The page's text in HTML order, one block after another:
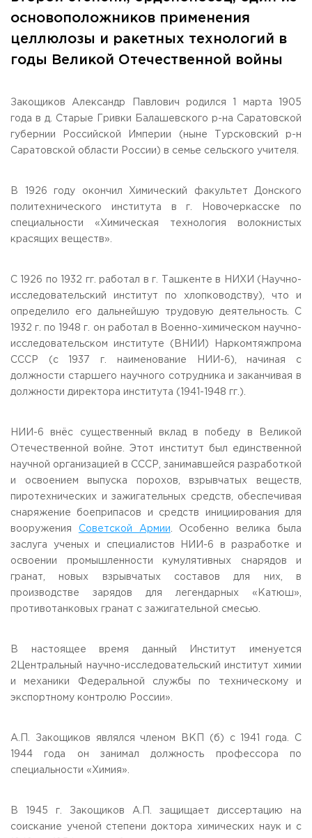
Общежитие / Кампус РГУТИС
Работа с лицами с ОВЗ и инвалидами
Контакты
Дополнительное образование
Федеральный ресурсный центр
Федеральное учебно-методическое объединение в
системе ВО
Профком
Конкурс ППС
ЗАКАЗАТЬ ОБРАТНЫЙ ЗВОНОК
141221, Московская обл.,
Городской округ Пушкинский,
пгт. Черкизово, ул. Главная, 99
info@rguts.ru
obrashenia@rguts.ru
priem@rguts.ru - Приемная комиссия
пн-чт: с 09:00 до 18:00;
пт: с 09:00 до 16:45;
сб-вс: выходной
Приемная комиссия
пн-пт: с 10:00 до 17:00;
вс: выходной.
основоположников применения
целлюлозы и ракетных технологий в
годы Великой Отечественной войны
Закощиков Александр Павлович родился 1 марта 1905
года в д. Старые Гривки Балашевского р-на Саратовской
губернии Российской Империи (ныне Турсковский р-н
Саратовской области России) в семье сельского учителя.
В 1926 году окончил Химический факультет Донского
политехнического института в г. Новочеркасске по
специальности «Химическая технология волокнистых
красящих веществ».
С 1926 по 1932 гг. работал в г. Ташкенте в НИХИ (Научно-
исследовательский институт по хлопководству), что и
определило его дальнейшую трудовую деятельность. С
1932 г. по 1948 г. он работал в Военно-химическом научно-
исследовательском институте (ВНИИ) Наркомтяжпрома
СССР (с 1937 г. наименование НИИ-6), начиная с
должности старшего научного сотрудника и заканчивая в
должности директора института (1941-1948 гг.).
НИИ-6 внёс существенный вклад в победу в Великой
Отечественной войне. Этот институт был единственной
научной организацией в СССР, занимавшейся разработкой
и освоением выпуска порохов, взрывчатых веществ,
пиротехнических и зажигательных средств, обеспечивая
снаряжение боеприпасов и средств инициирования для
вооружения Советской Армии . Особенно велика была
заслуга ученых и специалистов НИИ-6 в разработке и
освоении промышленности кумулятивных снарядов и
гранат, новых взрывчатых составов для них, в
производстве зарядов для легендарных «Катюш»,
противотанковых гранат с зажигательной смесью.
В настоящее время данный Институт именуется
2Центральный научно-исследовательский институт химии
и механики Федеральной службы по техническому и
экспортному контролю России».
А.П. Закощиков являлся членом ВКП (б) с 1941 года. С
1944 года он занимал должность профессора по
специальности «Химия».
В 1945 г. Закощиков А.П. защищает диссертацию на
соискание ученой степени доктора химических наук и с